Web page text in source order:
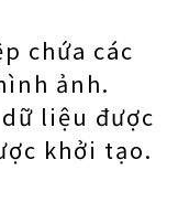
chứa các
ảnh.
liệu được
khởi tạo.